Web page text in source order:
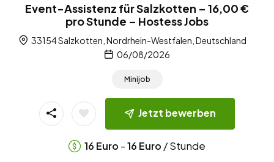
Event-Assistenz für Salzkotten – 16,00 €
pro Stunde – Hostess Jobs
33154 Salzkotten, Nordrhein-Westfalen, Deutschland
06/08/2026
Minijob
Jetzt bewerben
16 Euro -16 Euro / Stunde